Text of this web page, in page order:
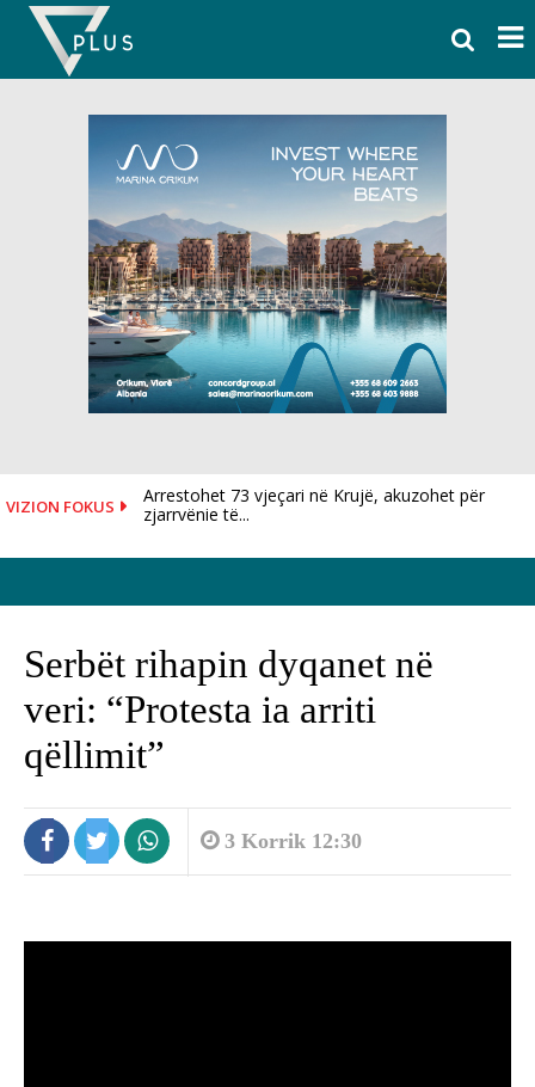
Skip
content
VIZION FOKUS
Arrestohet 73 vjeçari në Krujë, akuzohet për
zjarrvënie të...
Serbët rihapin dyqanet në
veri: “Protesta ia arriti
qëllimit”
3 Korrik 12:30